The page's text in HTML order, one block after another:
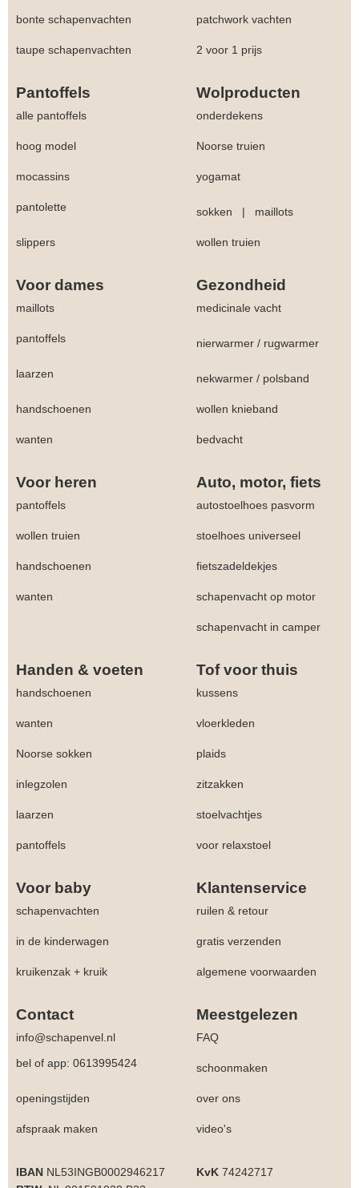
bonte schapenvachten patchwork vachten
taupe schapenvachten 2 voor 1 prijs
Pantoffels Wolproducten
alle pantoffels onderdekens
hoog model Noorse truien
mocassins yogamat
pantolette sokken | maillots
slippers wollen truien
Voor dames Gezondheid
maillots medicinale vacht
pantoffels nierwarmer / rugwarmer
laarzen nekwarmer / polsband
handschoenen wollen knieband
wanten bedvacht
Voor heren Auto, motor, fiets
pantoffels autostoelhoes pasvorm
wollen truien stoelhoes universeel
handschoenen fietszadeldekjes
wanten schapenvacht op motor
schapenvacht in camper
Handen & voeten Tof voor thuis
handschoenen kussens
wanten vloerkleden
Noorse sokken plaids
inlegzolen zitzakken
laarzen stoelvachtjes
pantoffels voor relaxstoel
Voor baby Klantenservice
schapenvachten ruilen & retour
in de kinderwagen gratis verzenden
kruikenzak + kruik algemene voorwaarden
Contact Meestgelezen
info@schapenvel.nl
FAQ
bel of app: 0613995424
schoonmaken
openingstijden over ons
afspraak maken video's
IBAN NL53INGB0002946217 KvK 74242717